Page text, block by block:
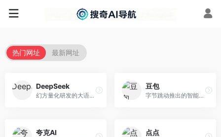
热门网址 最新网址
DeepSeek
幻方量化研发的大语言模型平台，专注于深度推理和代码生成能力。面向开发者、研究人员和技术爱好者，提供强大的逻辑推理和数学计算功能，开源生态完善，API接口友好。
豆包
字节跳动推出的智能对话助手平台，提供文本创作、知识问答、英语学习等多种AI服务。面向普通用户和内容创作者，支持多轮对话和文件解析，免费使用，响应速度快，中文理解能力强。
夸克AI 点点